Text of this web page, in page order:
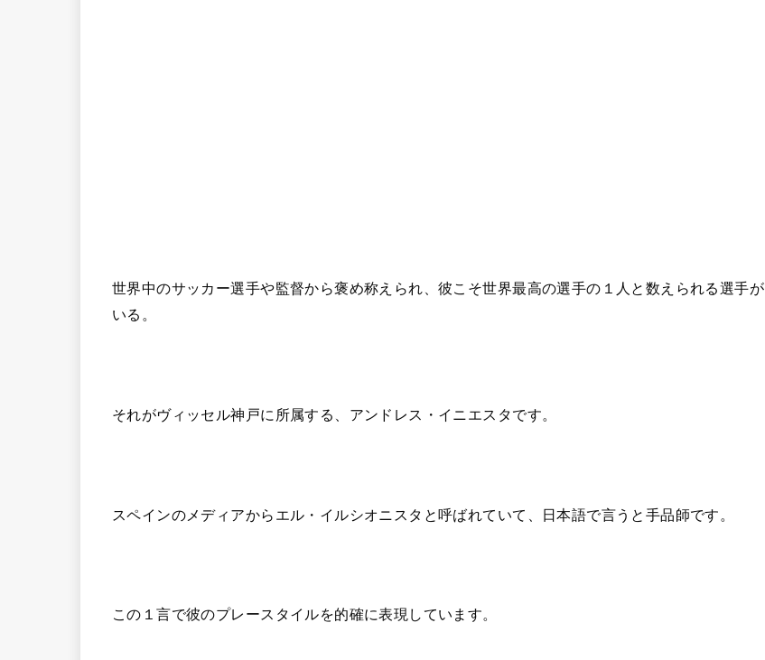
世界中のサッカー選手や監督から褒め称えられ、彼こそ世界最高の選手の１人と数えられる選手が
いる。
それがヴィッセル神戸に所属する、アンドレス・イニエスタです。
スペインのメディアからエル・イルシオニスタと呼ばれていて、日本語で言うと手品師です。
この１言で彼のプレースタイルを的確に表現しています。